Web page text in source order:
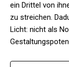
ein Drittel von
zu streichen.
Licht: nicht als